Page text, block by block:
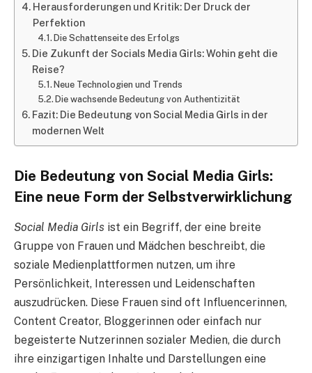
Herausforderungen und Kritik: Der Druck der
Perfektion
Die Schattenseite des Erfolgs
Die Zukunft der Socials Media Girls: Wohin geht die
Reise?
Neue Technologien und Trends
Die wachsende Bedeutung von Authentizität
Fazit: Die Bedeutung von Social Media Girls in der
modernen Welt
Die Bedeutung von Social Media Girls:
Eine neue Form der Selbstverwirklichung
Social Media Girls ist ein Begriff, der eine breite
Gruppe von Frauen und Mädchen beschreibt, die
soziale Medienplattformen nutzen, um ihre
Persönlichkeit, Interessen und Leidenschaften
auszudrücken. Diese Frauen sind oft Influencerinnen,
Content Creator, Bloggerinnen oder einfach nur
begeisterte Nutzerinnen sozialer Medien, die durch
ihre einzigartigen Inhalte und Darstellungen eine